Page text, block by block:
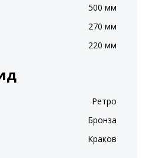
500 мм
270 мм
220 мм
Ретро
Бронза
Краков